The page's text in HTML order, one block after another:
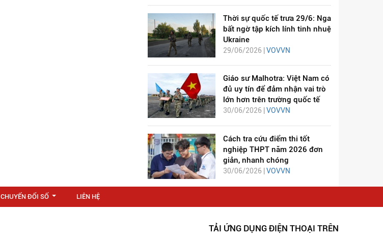
Thời sự quốc tế trưa 29/6: Nga
bất ngờ tập kích lính tinh nhuệ
Ukraine
29/06/2026 | VOVVN
Giáo sư Malhotra: Việt Nam có
đủ uy tín để đảm nhận vai trò
lớn hơn trên trường quốc tế
30/06/2026 | VOVVN
Cách tra cứu điểm thi tốt
nghiệp THPT năm 2026 đơn
giản, nhanh chóng
30/06/2026 | VOVVN
CHUYỂN ĐỔI SỐ LIÊN HỆ
TẢI ỨNG DỤNG ĐIỆN THOẠI TRÊN